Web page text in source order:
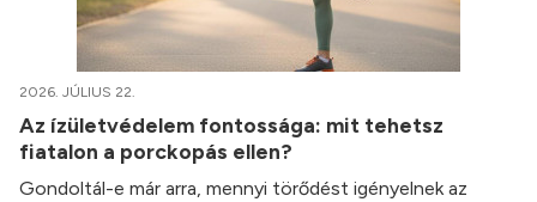
2026. JÚLIUS 22.
Az ízületvédelem fontossága: mit tehetsz
fiatalon a porckopás ellen?
Gondoltál-e már arra, mennyi törődést igényelnek az